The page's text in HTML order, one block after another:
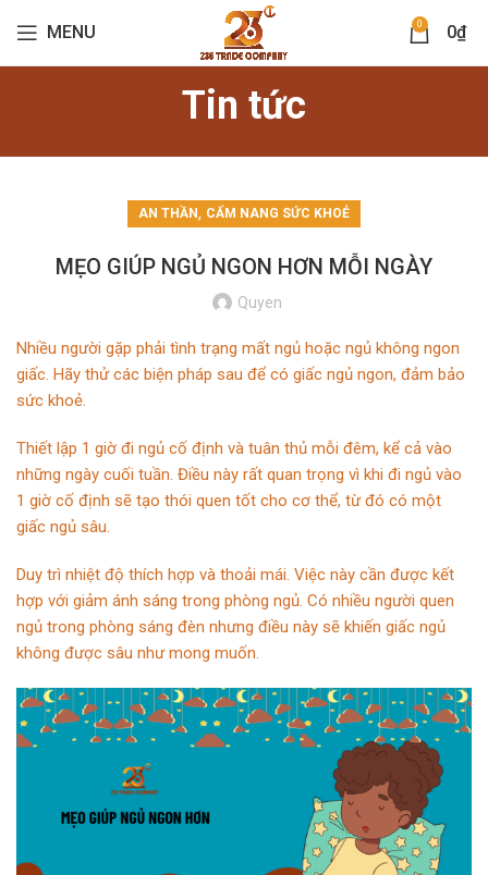
MENU 0 0₫
Tin tức
AN THẦN, CẨM NANG SỨC KHOẺ
MẸO GIÚP NGỦ NGON HƠN MỖI NGÀY
Quyen
Nhiều người gặp phải tình trạng mất ngủ hoặc ngủ không ngon
giấc. Hãy thử các biện pháp sau để có giấc ngủ ngon, đảm bảo
sức khoẻ.
Thiết lập 1 giờ đi ngủ cố định và tuân thủ mỗi đêm, kể cả vào
những ngày cuối tuần. Điều này rất quan trọng vì khi đi ngủ vào
1 giờ cố định sẽ tạo thói quen tốt cho cơ thể, từ đó có một
giấc ngủ sâu.
Duy trì nhiệt độ thích hợp và thoải mái. Việc này cần được kết
hợp với giảm ánh sáng trong phòng ngủ. Có nhiều người quen
ngủ trong phòng sáng đèn nhưng điều này sẽ khiến giấc ngủ
không được sâu như mong muốn.